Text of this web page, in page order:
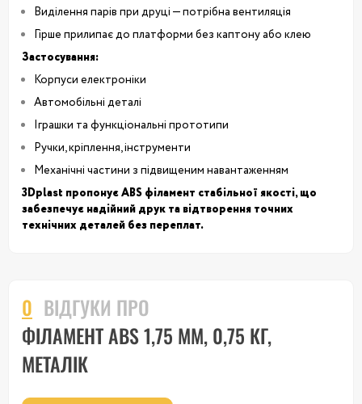
Виділення парів при друці — потрібна вентиляція
Гірше прилипає до платформи без каптону або клею
Застосування:
Корпуси електроніки
Автомобільні деталі
Іграшки та функціональні прототипи
Ручки, кріплення, інструменти
Механічні частини з підвищеним навантаженням
3Dplast пропонує ABS філамент стабільної якості, що
забезпечує надійний друк та відтворення точних
технічних деталей без переплат.
0 ВІДГУКИ ПРО
ФІЛАМЕНТ ABS 1,75 ММ, 0,75 КГ,
МЕТАЛІК